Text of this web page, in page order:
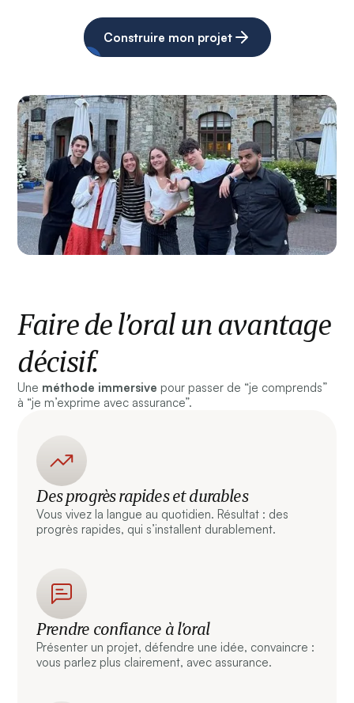
Construire mon projet
Faire de l’oral un avantage
décisif.
Une méthode immersive pour passer de “je comprends”
à “je m’exprime avec assurance”.
Des progrès rapides et durables
Vous vivez la langue au quotidien. Résultat : des
progrès rapides, qui s’installent durablement.
Prendre confiance à l’oral
Présenter un projet, défendre une idée, convaincre :
vous parlez plus clairement, avec assurance.